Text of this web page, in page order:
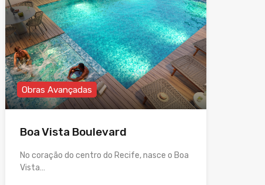
Obras Avançadas
Boa Vista Boulevard
No coração do centro do Recife, nasce o Boa
Vista…